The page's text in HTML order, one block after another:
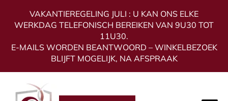
VAKANTIEREGELING JULI : U KAN ONS ELKE
WERKDAG TELEFONISCH BEREIKEN VAN 9U30 TOT
11U30.
E-MAILS WORDEN BEANTWOORD – WINKELBEZOEK
BLIJFT MOGELIJK, NA AFSPRAAK